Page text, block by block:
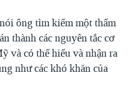
ông tìm kiếm một thẩm
thành các nguyên tắc cơ
và có thể hiểu và nhận ra
như các khó khăn của